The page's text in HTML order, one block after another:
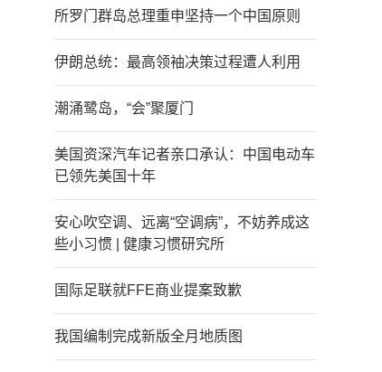
所罗门群岛总理重申坚持一个中国原则
伊朗总统：最高领袖决策过程遭人利用
潮涌鹭岛，“会”聚厦门
美国资深汽车记者亲口承认：中国电动车
已领先美国十年
安心吹空调、远离“空调病”，不妨养成这
些小习惯 | 健康习惯研究所
国际足联就FFE商业提案致歉
我国编制完成新版全月地质图